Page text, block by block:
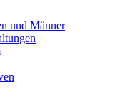
und Männer